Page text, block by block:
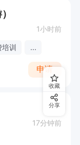
1小时前
培训 ...
申请
17分钟前
收藏
分享